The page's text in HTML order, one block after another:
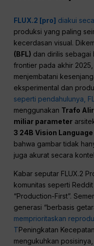
FLUX.2 [pro] diakui
produksi yang paling
kecerdasan visual.
(BFL) dan dirilis sebagai
frontier pada akhir
menjembatani
eksperimental dan
seperti pendahulunya,
menggunakan Trafo
miliar parameter
3 24B Vision Language
bahwa gambar tidak
juga akurat secara
Kabar seputar FLUX.2
komunitas seperti
“Production-First”.
generasi “berbasis
memprioritaskan
TPeningkatan
mengukuhkan